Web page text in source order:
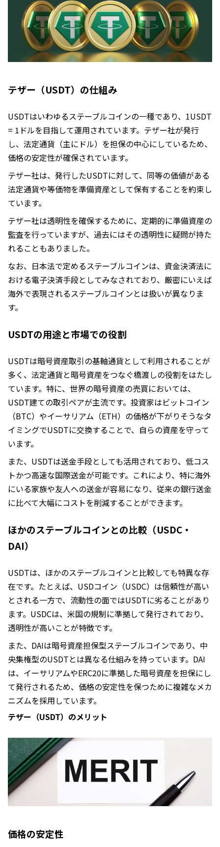
テザー（USDT）の仕組み
USDTはいわゆるステーブルコインの一種であり、1USDT
= 1ドルを目指して運用されています。テザー社が発行
し、法定通貨（主にドル）を担保の中心にしているため、
価格の安定性が確保されています。
テザー社は、発行したUSDTに対して、同等の価値がある
法定通貨や等価物を準備資産として保有することを約束し
ています。
テザー社は透明性を確保するために、定期的に準備資産の
監査を行っていますが、過去にはその透明性に疑問が持た
れることもありました。
なお、日本法で定めるステーブルコインは、資金決済法に
おける電子決済手段としてみなされており、厳密にいえば
海外で表現されるステーブルコインとは扱いが異なりま
す。
USDTの用途と市場での役割
USDTは暗号資産取引の基軸通貨として利用されることが
多く、法定通貨と暗号資産をつなぐ橋渡しの役割をはたし
ています。特に、世界の暗号資産の売買においては、
USDT建ての取引ペアが主流です。投資家はビットコイン
（BTC）やイーサリアム（ETH）の価格が下がりそうなタ
イミングでUSDTに交換することで、自らの資産を守って
います。
また、USDTは送金手段としても活用されており、低コス
トかつ高速な国際送金が可能です。これにより、特に海外
にいる家族や友人への送金が容易になり、従来の銀行送金
に比べて大幅にコストを削減することができます。
ほかのステーブルコインとの比較（USDC・
DAI）
USDTは、ほかのステーブルコインと比較しても特異な存
在です。たとえば、USDコイン（USDC）は信頼性が高い
とされる一方で、流動性の面ではUSDTに劣ることがあり
ます。USDCは、米国の規制に準拠して発行されており、
透明性が高いことが特徴です。
また、DAIは暗号資産担保型ステーブルコインであり、中
央集権型のUSDTとは異なる仕組みを持っています。DAI
は、イーサリアムやERC20に準拠した暗号資産を担保にし
て発行されるため、価格の安定性を保つために複雑なメカ
ニズムを採用しています。
テザー（USDT）のメリット
価格の安定性